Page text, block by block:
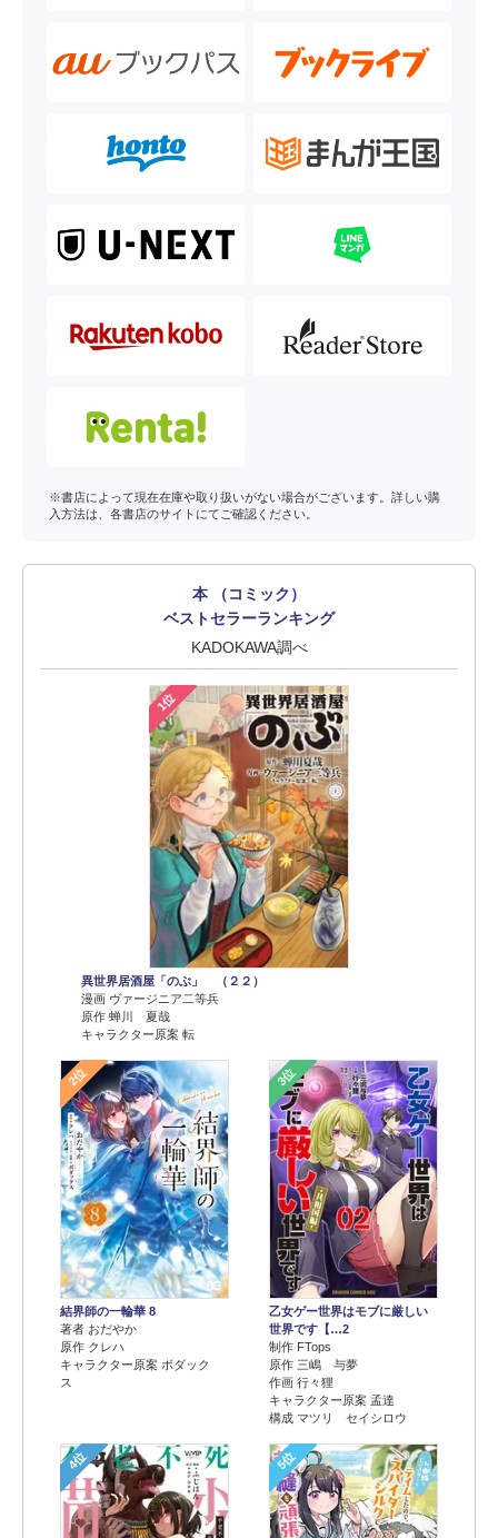
※書店によって現在在庫や取り扱いがない場合がございます。詳しい購
入方法は、各書店のサイトにてご確認ください。
本 （コミック）
ベストセラーランキング
KADOKAWA調べ
1位
異世界居酒屋「のぶ」 （２２）
漫画 ヴァージニア二等兵
原作 蝉川 夏哉
キャラクター原案 転
2位
結界師の一輪華 8
著者 おだやか
原作 クレハ
キャラクター原案 ボダック
ス
3位
乙女ゲー世界はモブに厳しい
世界です【…2
制作 FTops
原作 三嶋 与夢
作画 行々狸
キャラクター原案 孟達
構成 マツリ セイシロウ
4位 5位